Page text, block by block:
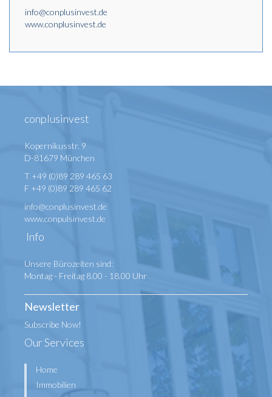
info@conplusinvest.de
www.conplusinvest.de
conplusinvest
Kopernikusstr. 9
D-81679 München
T +49 (0)89 289 465 63
F +49 (0)89 289 465 62
info@conplusinvest.de
www.conpulsinvest.de
Info
Unsere Bürozeiten sind:
Montag - Freitag 8.00 - 18.00 Uhr
Newsletter
Subscribe Now!
Our Services
Home
Immobilien